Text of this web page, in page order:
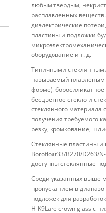
любым твердым,
расплавленных
диэлектрические
пластины и подложки
оборудование и т. д.
Типичными
называемый плавленым
форме),
бесцветное стекло и
стеклянного материала
получения требуемого
резку, кромкование,
Стеклянные пластины и
Borofloat33/B270/D263/
доступны стеклянные
Среди указанных выше
пропусканием в
подложек для
H-K9Lare crown glass с